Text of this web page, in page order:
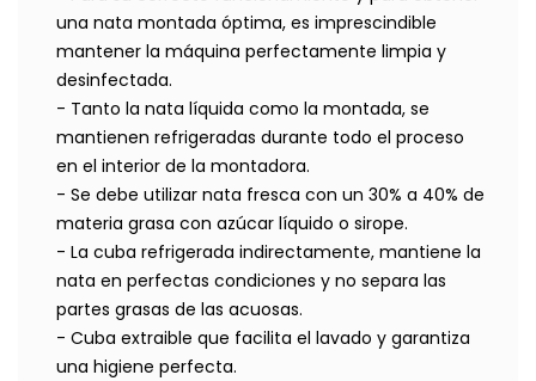
una nata montada óptima, es imprescindible
mantener la máquina perfectamente limpia y
desinfectada.
- Tanto la nata líquida como la montada, se
mantienen refrigeradas durante todo el proceso
en el interior de la montadora.
- Se debe utilizar nata fresca con un 30% a 40% de
materia grasa con azúcar líquido o sirope.
- La cuba refrigerada indirectamente, mantiene la
nata en perfectas condiciones y no separa las
partes grasas de las acuosas.
- Cuba extraible que facilita el lavado y garantiza
una higiene perfecta.